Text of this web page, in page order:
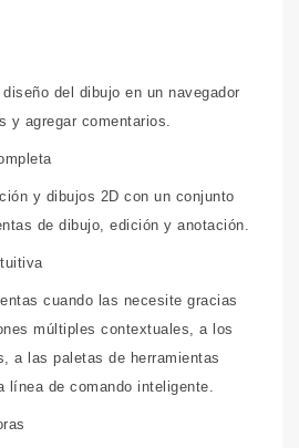
del dibujo en un navegador
y agregar comentarios.
y dibujos 2D con un conjunto
de dibujo, edición y anotación.
cuando las necesite gracias
múltiples contextuales, a los
a las paletas de herramientas
línea de comando inteligente.